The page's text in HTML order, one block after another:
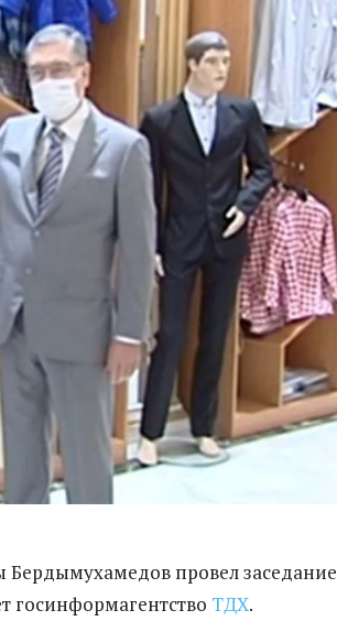
c
e
Бердымухамедов провел заседание
госинформагентство ТДХ.